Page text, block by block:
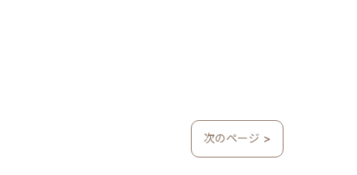
次のページ >